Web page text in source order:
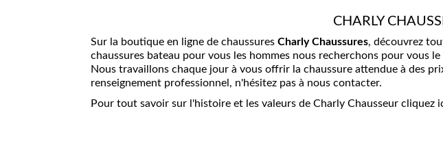
CHARLY
Sur la boutique en ligne de chaussures Charly Chaussures, découvrez
chaussures bateau pour vous les hommes nous recherchons pour vous
Nous travaillons chaque jour à vous offrir la chaussure attendue à des
renseignement professionnel, n'hésitez pas à nous contacter.
Pour tout savoir sur l'histoire et les valeurs de Charly Chausseur cliquez